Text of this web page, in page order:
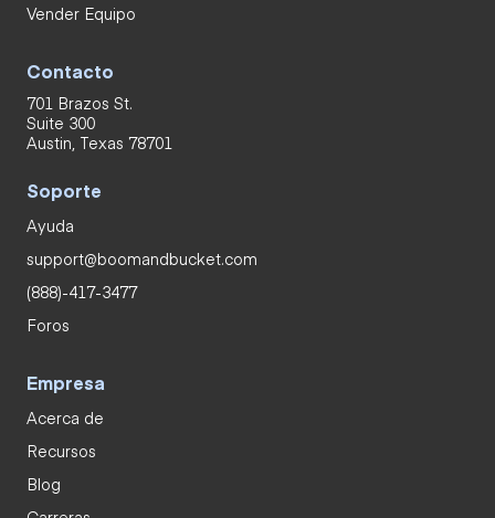
Vender Equipo
Contacto
701 Brazos St.
Suite 300
Austin, Texas 78701
Soporte
Ayuda
support@boomandbucket.com
(888)-417-3477
Foros
Empresa
Acerca de
Recursos
Blog